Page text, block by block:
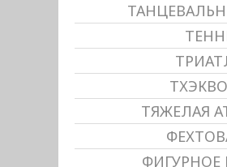
ТЯЖЕЛАЯ
ФИГУРНОЕ